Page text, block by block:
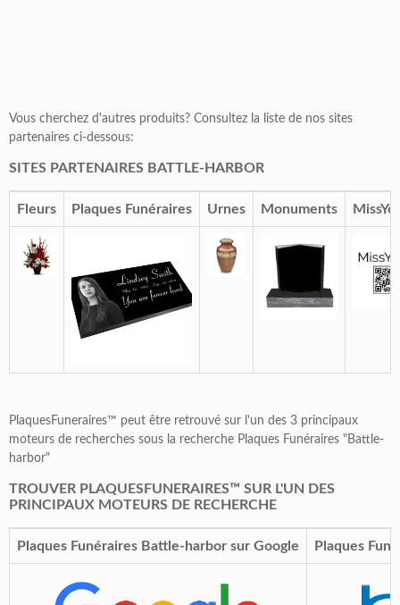
Vous cherchez d'autres produits? Consultez la liste de nos sites
partenaires ci-dessous:
SITES PARTENAIRES BATTLE-HARBOR
Fleurs Plaques Funéraires Urnes Monuments
PlaquesFuneraires™ peut être retrouvé sur l'un des 3 principaux
moteurs de recherches sous la recherche Plaques Funéraires "Battle-
harbor"
TROUVER PLAQUESFUNERAIRES™ SUR L'UN DES
PRINCIPAUX MOTEURS DE RECHERCHE
Plaques Funéraires Battle-harbor sur Google Plaques